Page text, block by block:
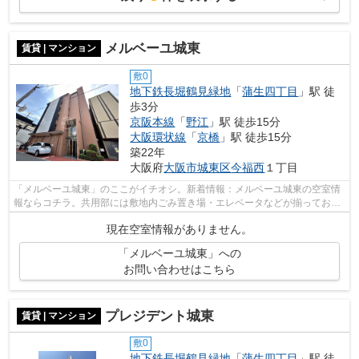
賃貸 | マンション メルベーユ城東
敷0
地下鉄長堀鶴見緑地 「蒲生四丁目 」駅 徒
歩3分
京阪本線 「野江 」駅 徒歩15分
大阪環状線 「京橋 」駅 徒歩15分
築22年
大阪府大阪市城東区今福西 １丁目
「メルベーユ城東」のここがイチオシ。新着情報：メルベーユ城東の空室情
報ならコチラ。共用部には敷地内ごみ置き場・エレベータなどが揃ってお
り、とても充実しています。駐車場まで3...
現在空室情報がありません。
「メルベーユ城東」への
お問い合わせはこちら
賃貸 | マンション プレジデント城東
敷0